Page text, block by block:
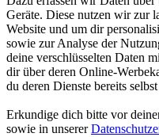
Geräte. Diese nutzen wir zur
Website und um dir
sowie zur Analyse der
deine verschlüsselten Daten
dir über deren Online-
du deren Dienste bereits
Erkundige dich bitte vor
sowie in unserer